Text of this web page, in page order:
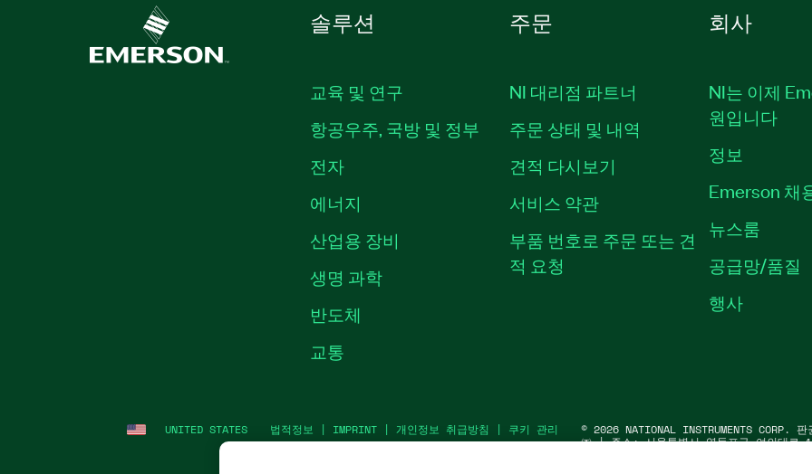
솔루션
교육 및 연구
항공우주, 국방 및 정부
전자
에너지
산업용 장비
생명 과학
반도체
교통
주문
NI 대리점 파트너
주문 상태 및 내역
견적 다시보기
서비스 약관
부품 번호로 주문 또는 견
적 요청
회사
NI는 이제
원입니다
정보
Emerson 채
뉴스룸
공급망/품질
행사
UNITED STATES 법적정보 | IMPRINT | 개인정보 취급방침 | 쿠키 관리 © 2026 NATIONAL INSTRUMENTS CORP.
㈜ | 주소: 서울특별시 영등포구 여의대로